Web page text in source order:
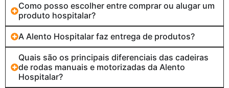
Como posso escolher entre comprar ou alugar um
produto hospitalar?
A Alento Hospitalar faz entrega de produtos?
Quais são os principais diferenciais das cadeiras
de rodas manuais e motorizadas da Alento
Hospitalar?